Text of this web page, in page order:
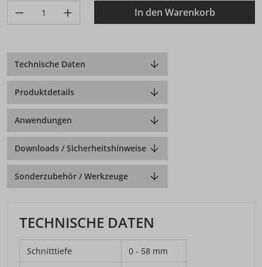
Produkt Anzahl: Gib den gewünschten Wert ein oder
In den Warenkorb
Technische Daten
Produktdetails
Anwendungen
Downloads / Sicherheitshinweise
Sonderzubehör / Werkzeuge
TECHNISCHE DATEN
Schnitttiefe
0 - 58 mm